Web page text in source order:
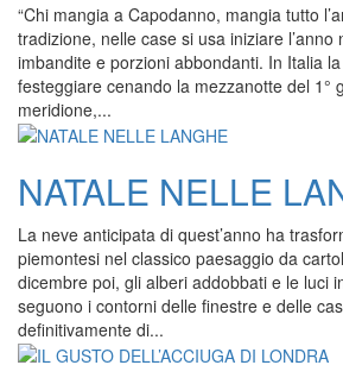
“Chi mangia a Capodanno, mangia tutto
tradizione, nelle case si usa iniziare l’anno
imbandite e porzioni abbondanti. In Italia
festeggiare cenando la mezzanotte del 1°
meridione,...
NATALE NELLE
La neve anticipata di quest’anno ha
piemontesi nel classico paesaggio da
dicembre poi, gli alberi addobbati e le luci
seguono i contorni delle finestre e delle
definitivamente di...